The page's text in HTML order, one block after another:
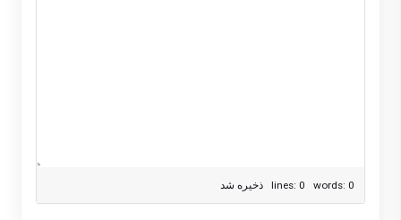
lines: 0 words: 0 ذخیره شد